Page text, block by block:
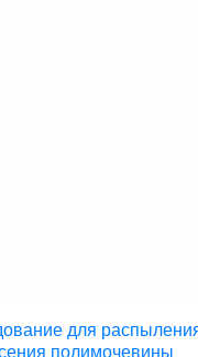
для
полимочевины